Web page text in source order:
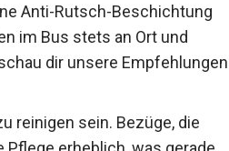
Anti-Rutsch-Beschichtung
im Bus stets an Ort und
dir unsere Empfehlungen
reinigen sein. Bezüge, die